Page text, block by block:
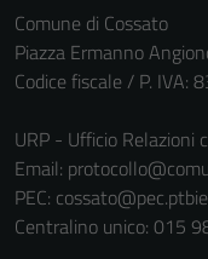
Comune di Cossato
Piazza Ermanno
Codice fiscale / P.
URP - Ufficio Relazioni
Email:
PEC:
Centralino unico: 015